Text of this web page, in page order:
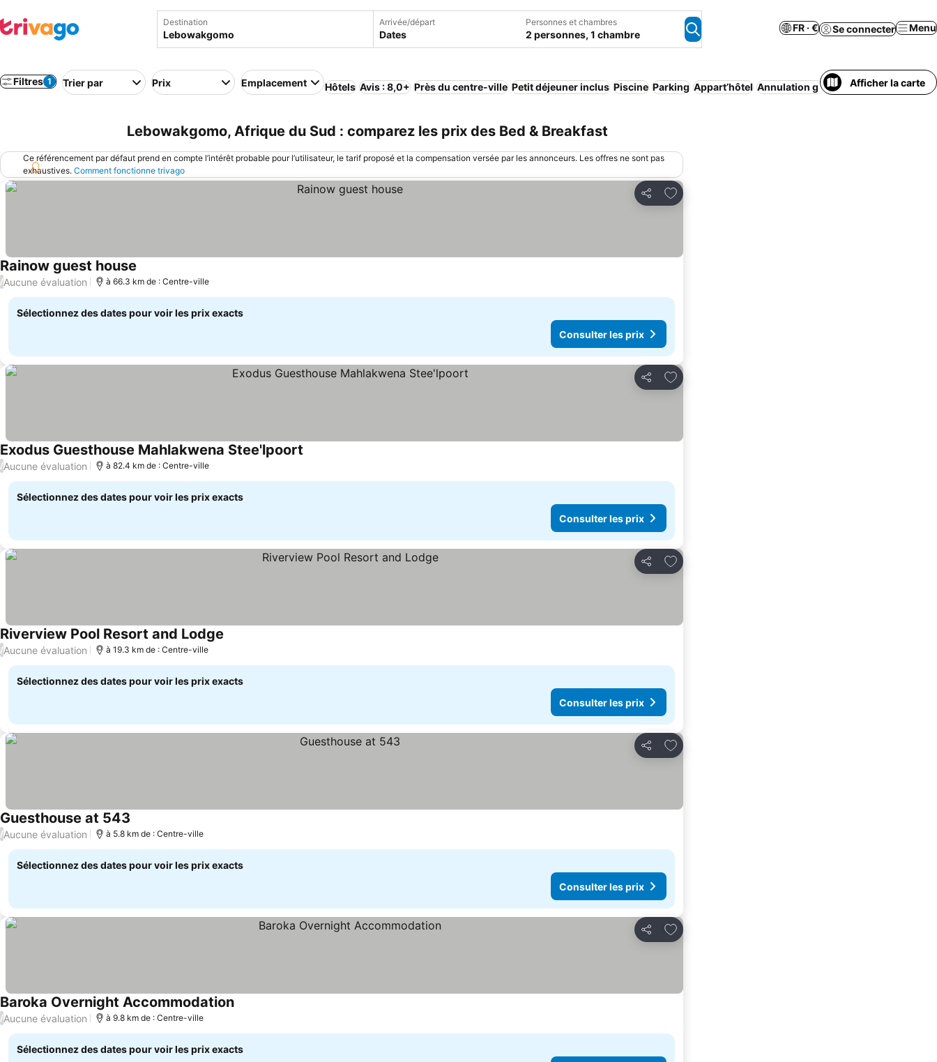
Destination Arrivée/départ
Dates
Personnes et chambres
2 personnes, 1 chambre
FR · € Se connecter Menu
Filtres 1 Trier par Prix Emplacement Hôtels Avis : 8,0+ Près du centre-ville Petit déjeuner inclus Piscine Parking Appart’hôtel Annulation gratuite Afficher la carte
Lebowakgomo, Afrique du Sud : comparez les prix des Bed & Breakfast
Ce référencement par défaut prend en compte l’intérêt probable pour l’utilisateur, le tarif proposé et la compensation versée par les annonceurs. Les offres ne sont pas
exhaustives. Comment fonctionne trivago
Partager
Ajouter à mes favoris
Rainow guest house
/Aucune évaluation à 66.3 km de : Centre-ville
Sélectionnez des dates pour voir les prix exacts
Consulter les prix
Partager
Ajouter à mes favoris
Exodus Guesthouse Mahlakwena Stee'lpoort
/Aucune évaluation à 82.4 km de : Centre-ville
Sélectionnez des dates pour voir les prix exacts
Consulter les prix
Partager
Ajouter à mes favoris
Riverview Pool Resort and Lodge
/Aucune évaluation à 19.3 km de : Centre-ville
Sélectionnez des dates pour voir les prix exacts
Consulter les prix
Partager
Ajouter à mes favoris
Guesthouse at 543
/Aucune évaluation à 5.8 km de : Centre-ville
Sélectionnez des dates pour voir les prix exacts
Consulter les prix
Partager
Ajouter à mes favoris
Baroka Overnight Accommodation
/Aucune évaluation à 9.8 km de : Centre-ville
Sélectionnez des dates pour voir les prix exacts